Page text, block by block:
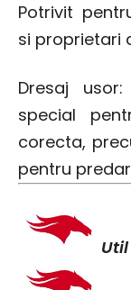
Potrivit
si proprietari
Dresaj
special
corecta,
pentru